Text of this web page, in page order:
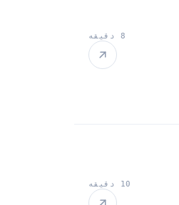
8 دقیقه
10 دقیقه